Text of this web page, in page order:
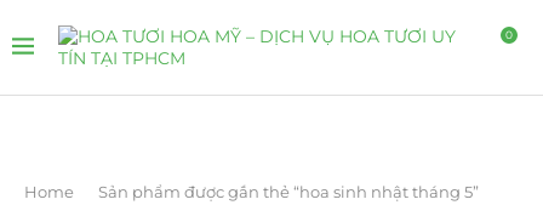
0
Home Sản phẩm được gắn thẻ “hoa sinh nhật tháng 5”